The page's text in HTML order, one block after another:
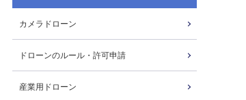
カメラドローン
ドローンのルール・許可申請
産業用ドローン